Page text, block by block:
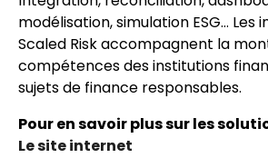
modélisation, simulation ESG… Les
Scaled Risk accompagnent la
compétences des institutions
sujets de finance responsables.
Pour en savoir plus sur les
Le site internet